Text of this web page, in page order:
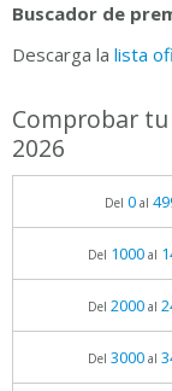
Buscador de
Descarga la lista
Comprobar
2026
Del 0al
Del 1000al
Del 2000al
Del 3000al